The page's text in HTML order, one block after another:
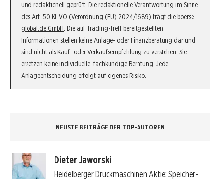
und redaktionell geprüft. Die redaktionelle Verantwortung im Sinne
des Art. 50 KI-VO (Verordnung (EU) 2024/1689) trägt die boerse-
global.de GmbH . Die auf Trading-Treff bereitgestellten
Informationen stellen keine Anlage- oder Finanzberatung dar und
sind nicht als Kauf- oder Verkaufsempfehlung zu verstehen. Sie
ersetzen keine individuelle, fachkundige Beratung. Jede
Anlageentscheidung erfolgt auf eigenes Risiko.
NEUSTE BEITRÄGE DER TOP-AUTOREN
Dieter Jaworski
Heidelberger Druckmaschinen Aktie: Speicher-